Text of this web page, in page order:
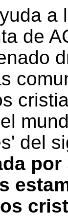
a
de
del